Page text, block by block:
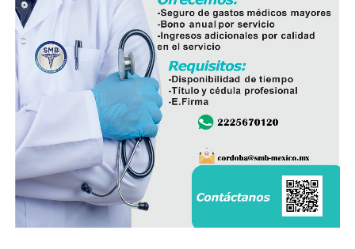
operan ocho empresas productoras con más de 350
granjas avícolas, las cuales representan una importante
fuente de empleo y desarrollo económico para
comunidades rurales de ambas entidades.